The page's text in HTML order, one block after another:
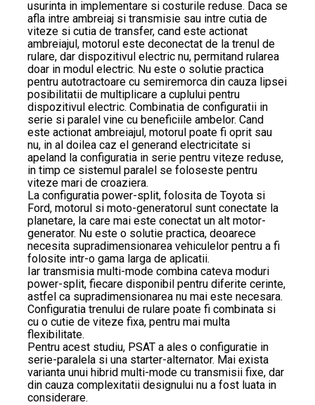
usurinta in implementare si costurile reduse. Daca se
afla intre ambreiaj si transmisie sau intre cutia de
viteze si cutia de transfer, cand este actionat
ambreiajul, motorul este deconectat de la trenul de
rulare, dar dispozitivul electric nu, permitand rularea
doar in modul electric. Nu este o solutie practica
pentru autotractoare cu semiremorca din cauza lipsei
posibilitatii de multiplicare a cuplului pentru
dispozitivul electric. Combinatia de configuratii in
serie si paralel vine cu beneficiile ambelor. Cand
este actionat ambreiajul, motorul poate fi oprit sau
nu, in al doilea caz el generand electricitate si
apeland la configuratia in serie pentru viteze reduse,
in timp ce sistemul paralel se foloseste pentru
viteze mari de croaziera.
La configuratia power-split, folosita de Toyota si
Ford, motorul si moto-generatorul sunt conectate la
planetare, la care mai este conectat un alt motor-
generator. Nu este o solutie practica, deoarece
necesita supradimensionarea vehiculelor pentru a fi
folosite intr-o gama larga de aplicatii.
Iar transmisia multi-mode combina cateva moduri
power-split, fiecare disponibil pentru diferite cerinte,
astfel ca supradimensionarea nu mai este necesara.
Configuratia trenului de rulare poate fi combinata si
cu o cutie de viteze fixa, pentru mai multa
flexibilitate.
Pentru acest studiu, PSAT a ales o configuratie in
serie-paralela si una starter-alternator. Mai exista
varianta unui hibrid multi-mode cu transmisii fixe, dar
din cauza complexitatii designului nu a fost luata in
considerare.